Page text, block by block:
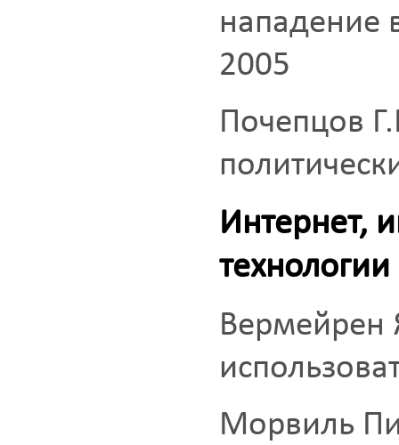
нападение
2005
Почепцов
Интернет,
технологии
Вермейрен
Морвиль